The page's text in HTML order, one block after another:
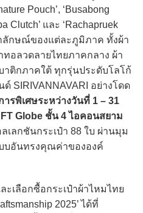
Pouch’, ‘Busabong
Clutch’ และ ‘Rachapruek
ลักษณ์ของแต่ละภูมิภาค ทั้งผ้า
อลวดลายไทยภาคกลาง ผ้า
ติกภาคใต้ ทุกรุ่นประดับโลโก้
SIRIVANNAVARI อย่างโดด
ารพิเศษระหว่างวันที่ 1 – 31
Globe ชั้น 4 ไอคอนสยาม
เลกชันกระเป๋า 88 ใบ ผ่านมุม
บอันทรงคุณค่าขององค์
อกซื้อกระเป๋าผ้าไหมไทย
2025’ ได้ที่